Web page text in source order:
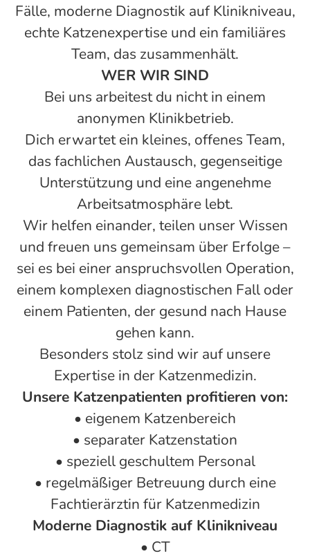
Fälle, moderne Diagnostik auf Klinikniveau,
echte Katzenexpertise und ein familiäres
Team, das zusammenhält.
WER WIR SIND
Bei uns arbeitest du nicht in einem
anonymen Klinikbetrieb.
Dich erwartet ein kleines, offenes Team,
das fachlichen Austausch, gegenseitige
Unterstützung und eine angenehme
Arbeitsatmosphäre lebt.
Wir helfen einander, teilen unser Wissen
und freuen uns gemeinsam über Erfolge –
sei es bei einer anspruchsvollen Operation,
einem komplexen diagnostischen Fall oder
einem Patienten, der gesund nach Hause
gehen kann.
Besonders stolz sind wir auf unsere
Expertise in der Katzenmedizin.
Unsere Katzenpatienten profitieren von:
• eigenem Katzenbereich
• separater Katzenstation
• speziell geschultem Personal
• regelmäßiger Betreuung durch eine
Fachtierärztin für Katzenmedizin
Moderne Diagnostik auf Klinikniveau
• CT